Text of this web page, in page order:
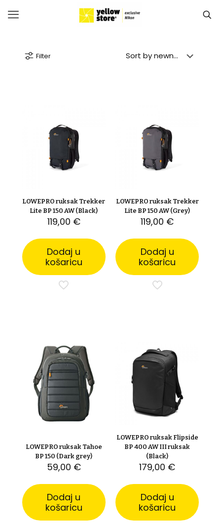
Filter
LOWEPRO ruksak Trekker
Lite BP 150 AW (Black)
119,00 €
Dodaj u
košaricu
LOWEPRO ruksak Trekker
Lite BP 150 AW (Grey)
119,00 €
Dodaj u
košaricu
LOWEPRO ruksak Tahoe
BP 150 (Dark grey)
59,00 €
Dodaj u
košaricu
LOWEPRO ruksak Flipside
BP 400 AW III ruksak
(Black)
179,00 €
Dodaj u
košaricu